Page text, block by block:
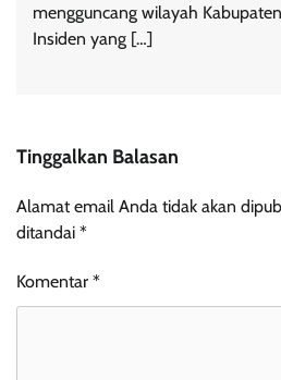
mengguncang wilayah
Insiden yang […]
Tinggalkan Balasan
Alamat email Anda tidak akan
ditandai *
Komentar *